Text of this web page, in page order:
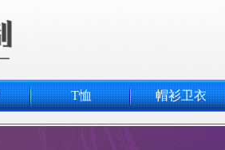
T恤 帽衫卫衣